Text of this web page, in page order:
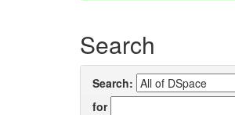
Search
Search:
for